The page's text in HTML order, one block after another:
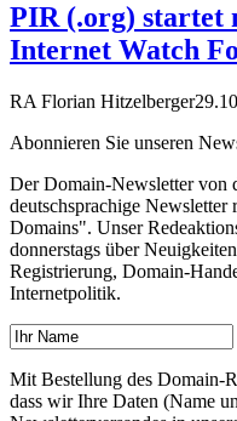
PIR (.org) startet
Internet Watch
RA Florian Hitzelberger
Abonnieren Sie unseren
Der Domain-Newsletter von
deutschsprachige
Domains". Unser
donnerstags über
Registrierung, Domain-
Internetpolitik.
Mit Bestellung des Domain-
dass wir Ihre Daten (Name